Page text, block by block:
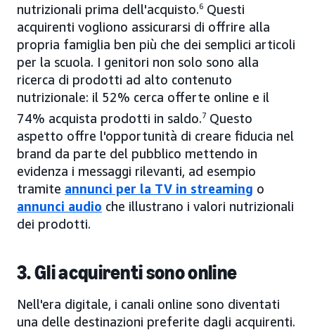
nutrizionali prima dell'acquisto.6 Questi
acquirenti vogliono assicurarsi di offrire alla
propria famiglia ben più che dei semplici articoli
per la scuola. I genitori non solo sono alla
ricerca di prodotti ad alto contenuto
nutrizionale: il 52% cerca offerte online e il
74% acquista prodotti in saldo.7 Questo
aspetto offre l'opportunità di creare fiducia nel
brand da parte del pubblico mettendo in
evidenza i messaggi rilevanti, ad esempio
tramite annunci per la TV in streaming o
annunci audio che illustrano i valori nutrizionali
dei prodotti.
3. Gli acquirenti sono online
Nell'era digitale, i canali online sono diventati
una delle destinazioni preferite dagli acquirenti.